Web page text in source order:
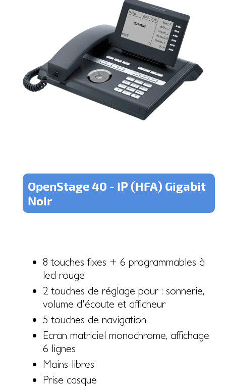
OpenStage 40 - IP (HFA) Gigabit
Noir
8 touches fixes + 6 programmables à
led rouge
2 touches de réglage pour : sonnerie,
volume d'écoute et afficheur
5 touches de navigation
Ecran matriciel monochrome, affichage
6 lignes
Mains-libres
Prise casque